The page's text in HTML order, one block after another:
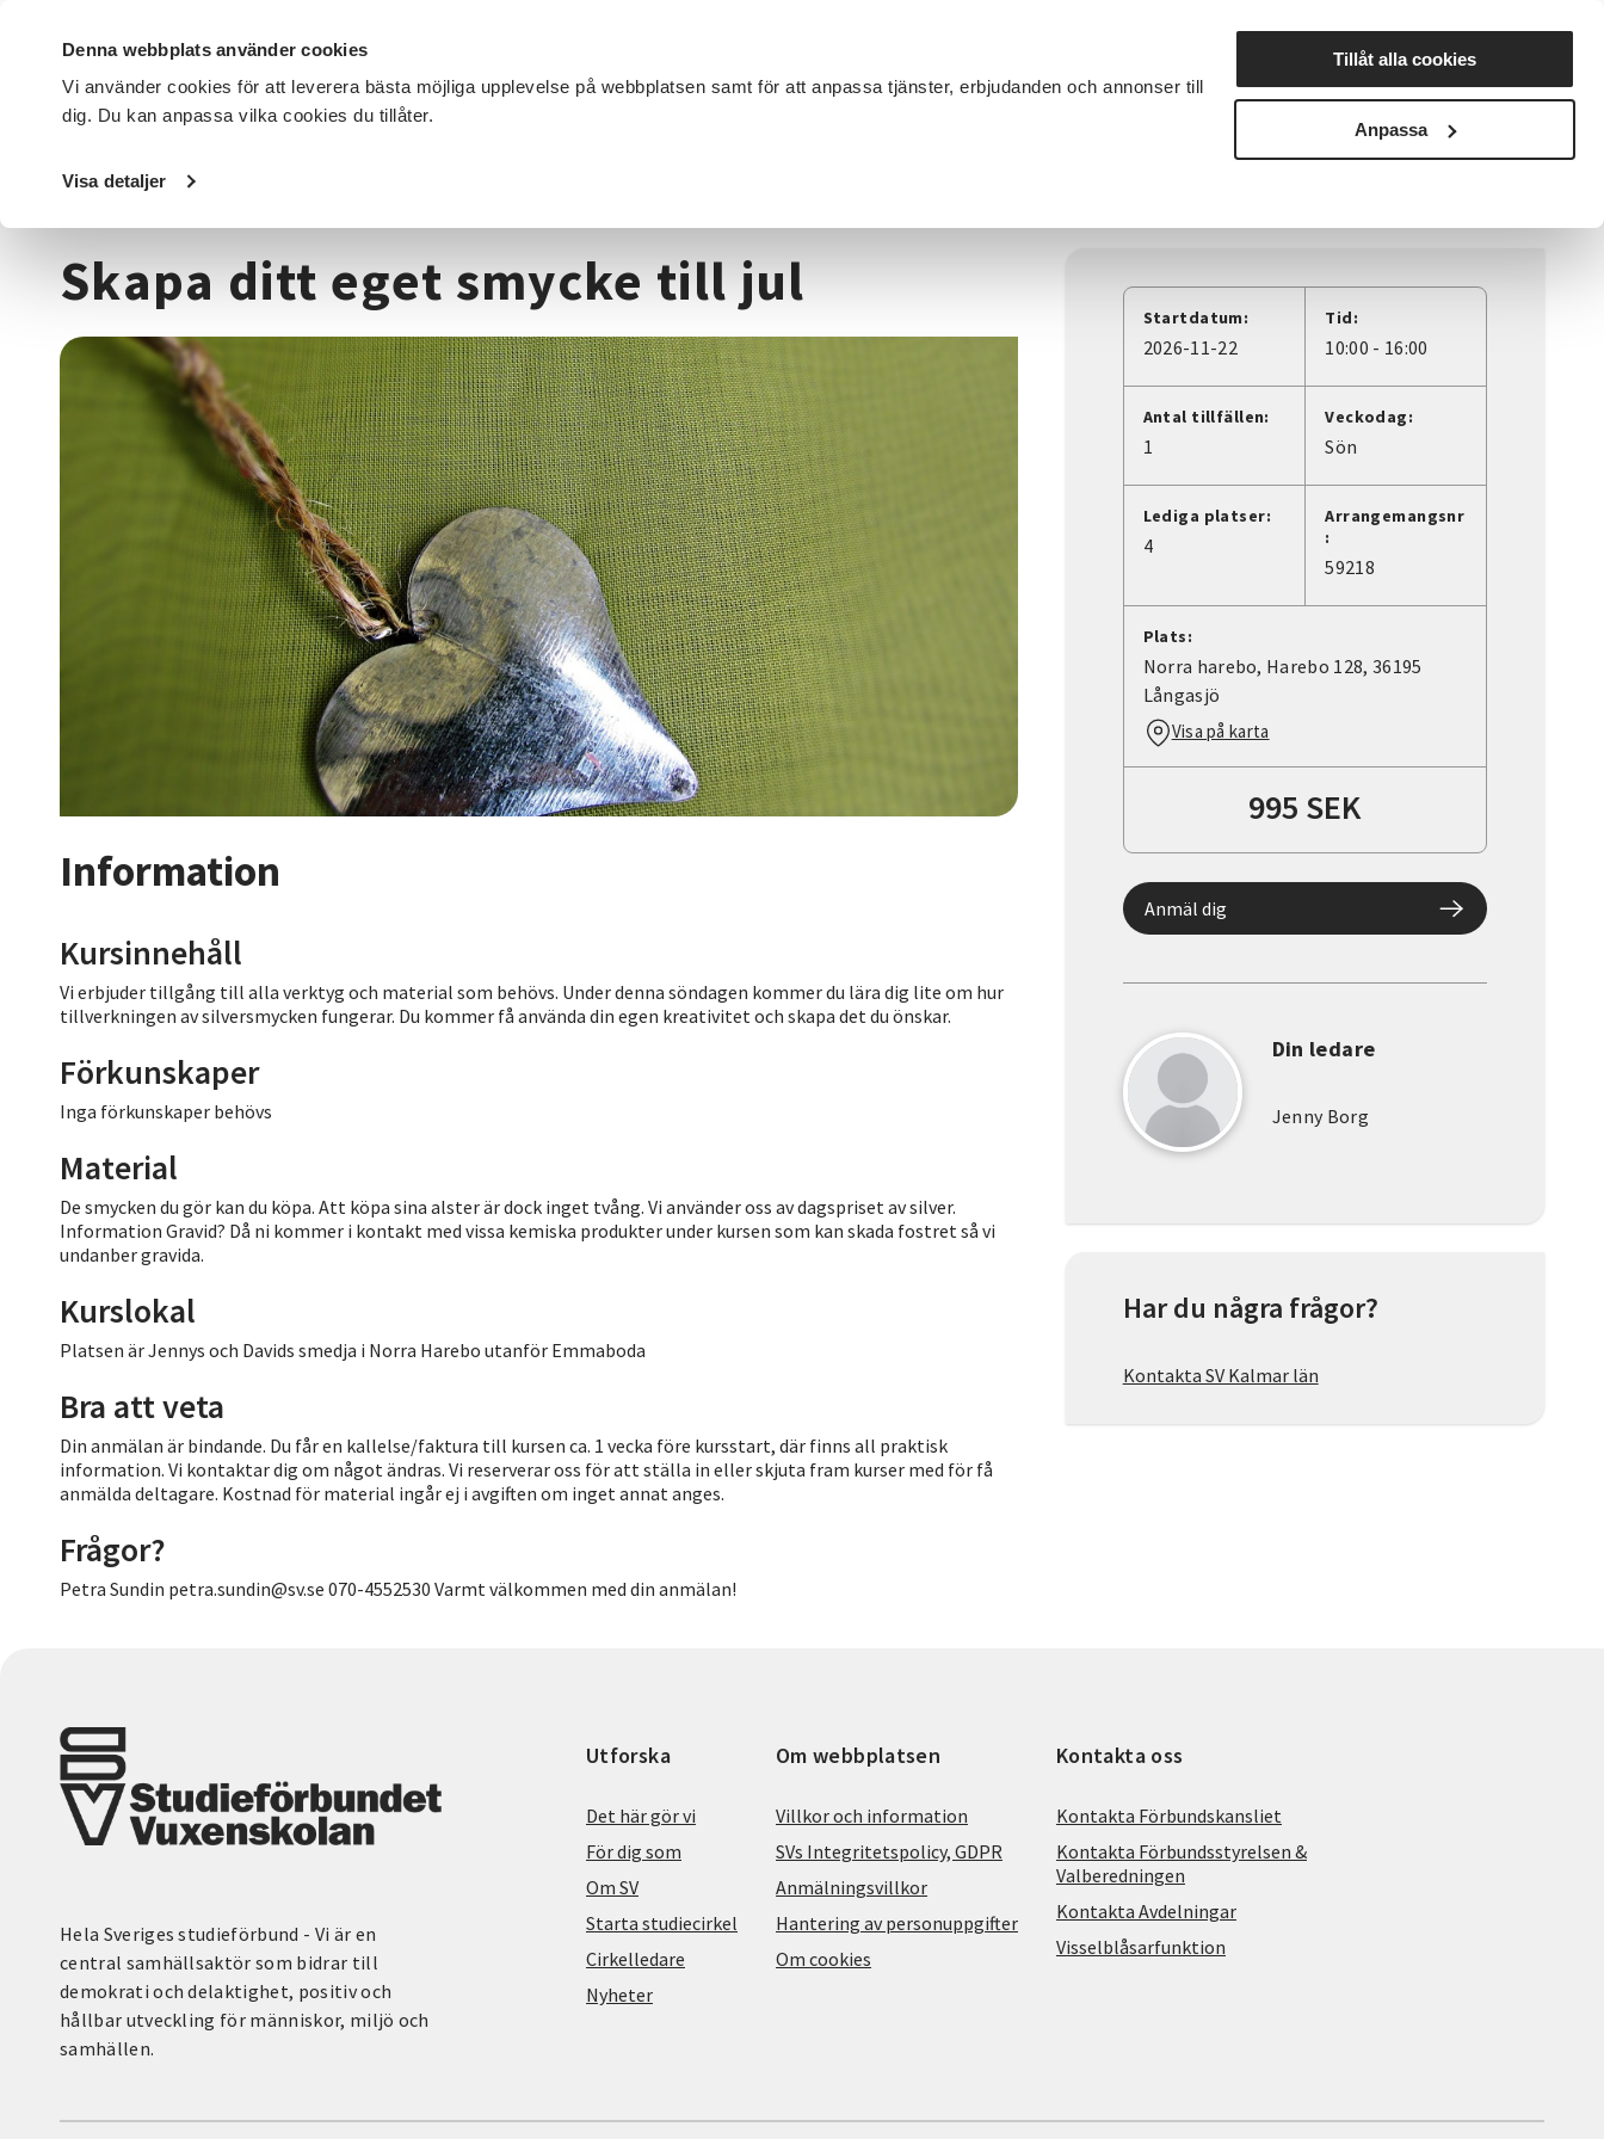
Denna webbplats använder cookies
Vi använder cookies för att leverera bästa möjliga upplevelse på webbplatsen samt för att anpassa tjänster, erbjudanden och annonser till
dig. Du kan anpassa vilka cookies du tillåter.
Visa detaljer
Tillåt alla cookies
Anpassa
DET HÄR GÖR VI FÖR DIG SOM SÖK KURSER OCH EVENEMANG Nyheter Avdelningar
Startsida / Kurser och evenemang
Skapa ditt eget smycke till jul
Information
Kursinnehåll
Vi erbjuder tillgång till alla verktyg och material som behövs. Under denna söndagen kommer du lära dig lite om hur
tillverkningen av silversmycken fungerar. Du kommer få använda din egen kreativitet och skapa det du önskar.
Förkunskaper
Inga förkunskaper behövs
Material
De smycken du gör kan du köpa. Att köpa sina alster är dock inget tvång. Vi använder oss av dagspriset av silver.
Information Gravid? Då ni kommer i kontakt med vissa kemiska produkter under kursen som kan skada fostret så vi
undanber gravida.
Kurslokal
Platsen är Jennys och Davids smedja i Norra Harebo utanför Emmaboda
Bra att veta
Din anmälan är bindande. Du får en kallelse/faktura till kursen ca. 1 vecka före kursstart, där finns all praktisk
information. Vi kontaktar dig om något ändras. Vi reserverar oss för att ställa in eller skjuta fram kurser med för få
anmälda deltagare. Kostnad för material ingår ej i avgiften om inget annat anges.
Frågor?
Petra Sundin petra.sundin@sv.se 070-4552530 Varmt välkommen med din anmälan!
Startdatum:
2026-11-22
Tid:
10:00 - 16:00
Antal tillfällen:
1
Veckodag:
Sön
Lediga platser:
4
Arrangemangsnr
:
59218
Plats:
Norra harebo, Harebo 128, 36195
Långasjö
Visa på karta
995 SEK
Anmäl dig
Din ledare
Jenny Borg
Har du några frågor?
Kontakta SV Kalmar län
Hela Sveriges studieförbund - Vi är en
central samhällsaktör som bidrar till
demokrati och delaktighet, positiv och
hållbar utveckling för människor, miljö och
samhällen.
Utforska
Det här gör vi
För dig som
Om SV
Starta studiecirkel
Cirkelledare
Nyheter
Om webbplatsen
Villkor och information
SVs Integritetspolicy, GDPR
Anmälningsvillkor
Hantering av personuppgifter
Om cookies
Kontakta oss
Kontakta Förbundskansliet
Kontakta Förbundsstyrelsen &
Valberedningen
Kontakta Avdelningar
Visselblåsarfunktion